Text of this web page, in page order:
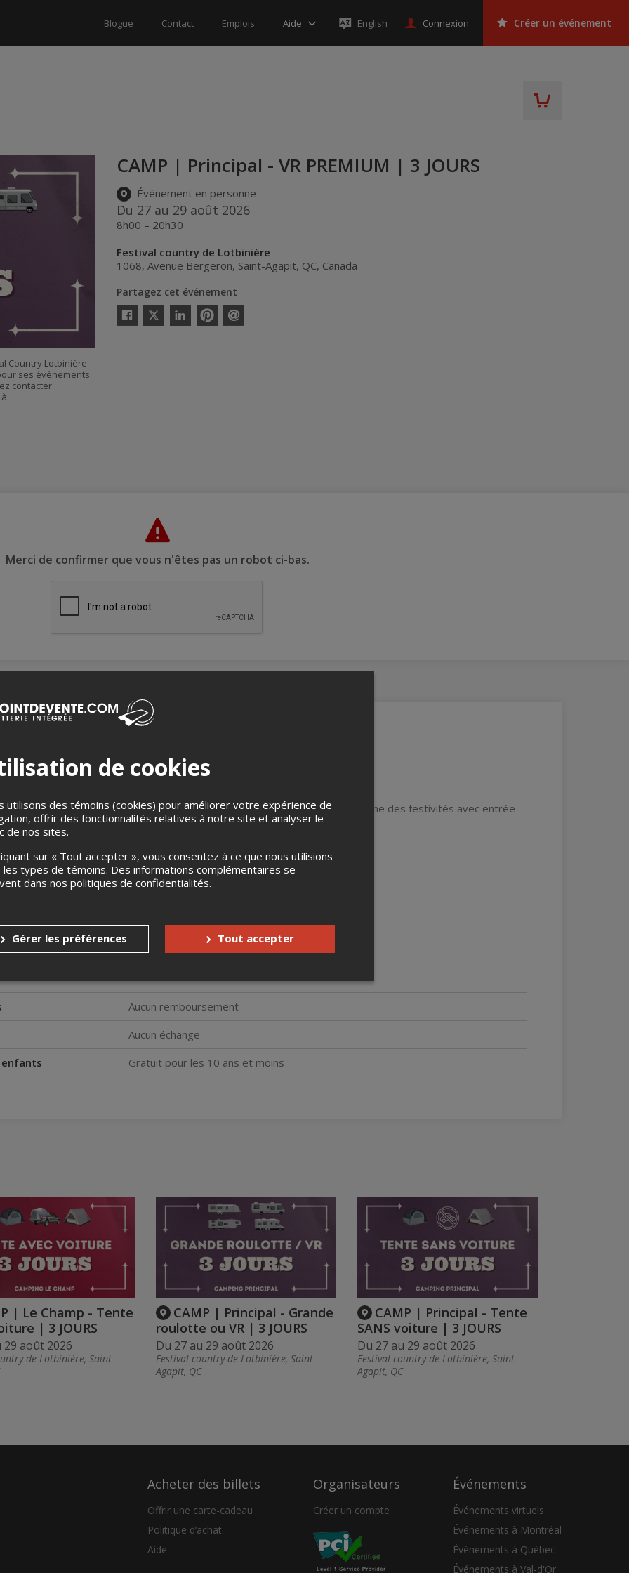
Blogue Contact Emplois Aide English Connexion Créer un événement
CAMP | Principal - VR PREMIUM | 3 JOURS
Événement en personne
Du 27 au 29 août 2026
8h00 – 20h30
Festival country de Lotbinière
1068, Avenue Bergeron, Saint-Agapit, QC, Canada
Partagez cet événement
Facebook
Twitter
LinkedinPinterestEnvoyer
Country Lotbinière
ses événements.
contacter
Merci de confirmer que vous n'êtes pas un robot ci-bas.
27 aoûtaudimanche 30 août2026 (3 nuits).
d'une dimension approximative de700 pieds carréssur le gravier proche des festivités avec entrée
Bergeron, pour 1 type d'installation seulement.
acceptés
essieux
: classe A, B et C).
ne sera permis sur le terrain
Sanitaires (toilettes, douches). Pas d’eau ni d’électricité.
: Toutes les ventes sont finales.
Camping Québec : 628132
Aucun remboursement
Aucun échange
Gratuit pour les 10 ans et moins
| Le Champ - Tente
| 3 JOURS
29 août 2026
de Lotbinière, Saint-
CAMP | Principal - Grande
roulotte ou VR | 3 JOURS
Du 27 au 29 août 2026
Festival country de Lotbinière, Saint-
Agapit, QC
CAMP | Principal - Tente
SANS voiture | 3 JOURS
Du 27 au 29 août 2026
Festival country de Lotbinière, Saint-
Agapit, QC
Acheter des billets
Offrir une carte-cadeau
Politique d’achat
Aide
Organisateurs
Créer un compte
Événements
Événements virtuels
Événements à Montréal
Événements à Québec
Événements à Val-d'Or
de cookies
utilisons des témoins (cookies) pour améliorer votre expérience de
offrir des fonctionnalités relatives à notre site et analyser le
de nos sites.
sur « Tout accepter », vous consentez à ce que nous utilisions
les types de témoins. Des informations complémentaires se
dans nos politiques de confidentialités.
Gérer les préférences Tout accepter